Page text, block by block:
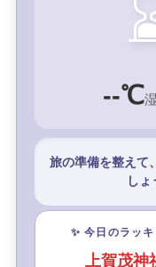
--℃
旅の準備を整えて
しょ
✨ 今日のラッ
上賀茂